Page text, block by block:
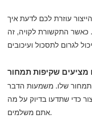
עוזרת לכם לדעת איך
כאשר התקשורת לקויה, זה
שלו. משמעות הדבר
כדי שתדעו בדיוק על מה
אתם משלמים.